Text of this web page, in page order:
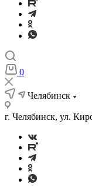
0
Челябинск
г. Челябинск, ул.